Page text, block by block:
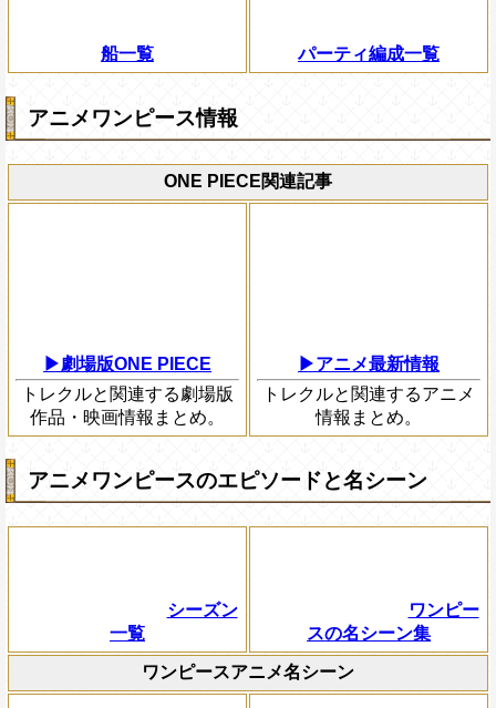
船一覧 パーティ編成一覧
アニメワンピース情報
ONE PIECE関連記事
▶劇場版ONE PIECE
トレクルと関連する劇場版
作品・映画情報まとめ。
▶アニメ最新情報
トレクルと関連するアニメ
情報まとめ。
アニメワンピースのエピソードと名シーン
シーズン
一覧
ワンピー
スの名シーン集
ワンピースアニメ名シーン